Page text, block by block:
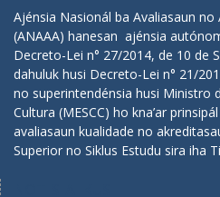
Ajénsia Nasionál ba Avaliasaun
(ANAAA) hanesan ajénsia
Decreto-Lei n° 27/2014, de 10 de
dahuluk husi Decreto-Lei n° 21/
no superintendénsia husi Ministro
Cultura (MESCC) ho kna’ar
avaliasaun kualidade no
Superior no Siklus Estudu sira iha